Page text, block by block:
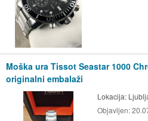
Moška ura Tissot Seastar 1000
originalni embalaži
Lokacija:
Objavljen: